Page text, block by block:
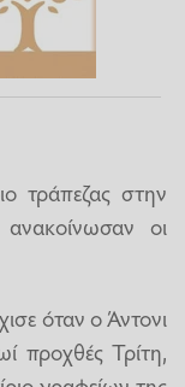
τράπεζας στην
οι
όταν ο Άντονι
προχθές Τρίτη,